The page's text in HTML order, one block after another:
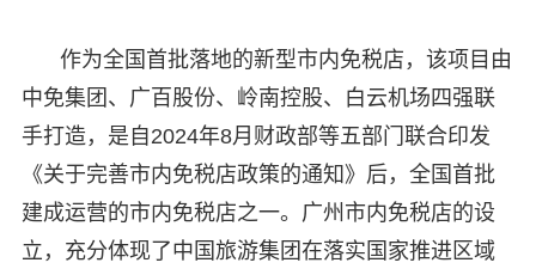
作为全国首批落地的新型市内免税店，该项目由
中免集团、广百股份、岭南控股、白云机场四强联
手打造，是自2024年8月财政部等五部门联合印发
《关于完善市内免税店政策的通知》后，全国首批
建成运营的市内免税店之一。广州市内免税店的设
立，充分体现了中国旅游集团在落实国家推进区域